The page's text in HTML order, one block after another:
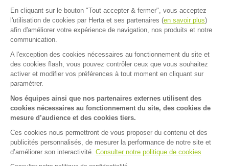
Accueil Nos produits Pâte à tarte et pizza Tarte en Or
FAQ Contact
Mentions sanitaires Cookies
Données personnelles
Dispositif d'alerte
En cliquant sur le bouton "Tout accepter & fermer", vous acceptez
l'utilisation de cookies par Herta et ses partenaires (en savoir plus)
afin d'améliorer votre expérience de navigation, nos produits et notre
communication.
A l'exception des cookies nécessaires au fonctionnement du site et
des cookies flash, vous pouvez contrôler ceux que vous souhaitez
activer et modifier vos préférences à tout moment en cliquant sur
paramétrer.
Nos équipes ainsi que nos partenaires externes utilisent des
cookies nécessaires au fonctionnement du site, des cookies de
mesure d’audience et des cookies tiers.
Ces cookies nous permettront de vous proposer du contenu et des
publicités personnalisés, de mesurer la performance de notre site et
d’améliorer son interactivité. Consulter notre politique de cookies